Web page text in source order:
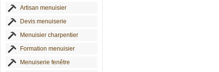
Artisan menuisier
Devis menuiserie
Menuisier charpentier
Formation menuisier
Menuiserie fenêtre